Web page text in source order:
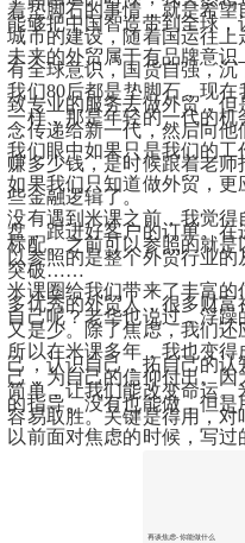
着垫脚石的事情，就是希
能够把中国智造带到全球
城市的建设，随着国运往上
未来的外贸属于有品牌意识
有全球意识，国货自强，
我们80后都是垫脚石，现
致专业的服务去做外贸，
一样，那是年轻的一代的
念传递给新一代，然后向他
我们眼中如果只是我们的
赚多少钱，是时候跟着老师
如果我们只知道做外贸，
些金融逻辑了。
没有遇到米课之前，我觉
盘，跟进好客户的订单。
标配。之前可以参照的就
以参照的是整个外贸行业
突破……
米课圈给我们带来了丰富的
多优秀的外贸人，很多财
自己呢？老华也说过，浮
又是少。除了焦虑，我们还
所以在米课多年，我也变
己，认识自己，拓自己的
己，为自己的信仰付出。
简单，让我们能改变命运
的指导。没有也能做，但
容易取胜。关键是得用，对
以前面对焦虑的时候，写过
再谈焦虑-你能做什么